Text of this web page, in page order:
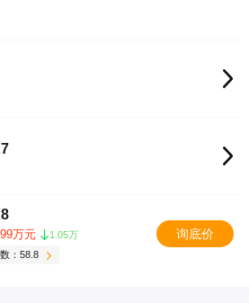
万元
1.05万
：58.8
询底价